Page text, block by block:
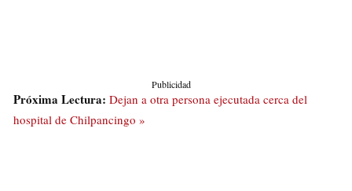
Publicidad
Próxima Lectura: Dejan a otra persona ejecutada cerca del
hospital de Chilpancingo »